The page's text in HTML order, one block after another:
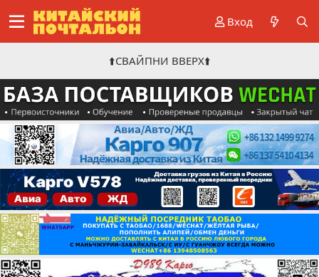
Вход
⬆️СВАЙПНИ ВВЕРХ⬆️